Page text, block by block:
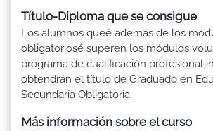
Título-Diploma que se consigue
Los alumnos queé además de los
obligatoriosé superen los módulos
programa de cualificación profesional
obtendrán el título de Graduado en
Secundaria Obligatoria.
Más información sobre el curso